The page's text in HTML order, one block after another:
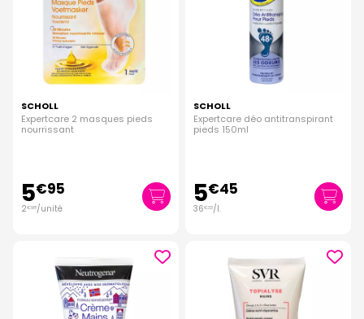
SCHOLL
Expertcare 2 masques pieds
nourrissant
5€95
2€98/unité
SCHOLL
Expertcare déo antitranspirant
pieds 150ml
5€45
36€33/l.